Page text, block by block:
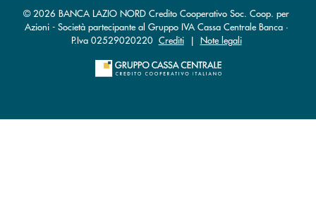
© 2026 BANCA LAZIO NORD Credito Cooperativo Soc. Coop. per
Azioni - Società partecipante al Gruppo IVA Cassa Centrale Banca ·
P.Iva 02529020220 Crediti| Note legali